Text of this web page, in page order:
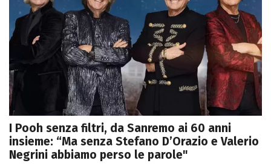
I Pooh senza filtri, da Sanremo ai 60 anni
insieme: “Ma senza Stefano D’Orazio e Valerio
Negrini abbiamo perso le parole"